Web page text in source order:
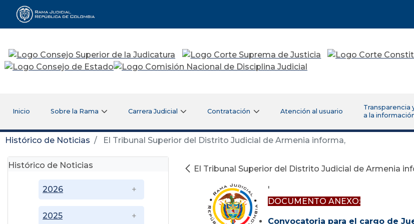
Rama Judicial
Inicio Sobre la Rama Carrera Judicial Contratación Atención al usuario
Transparencia
a la
Histórico de Noticias El Tribunal Superior del Distrito Judicial de Armenia informa,
Histórico de Noticias
2025
2026
El Tribunal Superior del Distrito Judicial de Armenia
'
DOCUMENTO ANEXO:
Convocatoria para el cargo de